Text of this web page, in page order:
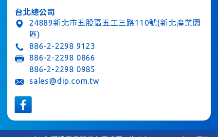
台北總公司
24889新北市五股區五工三路110號(新北產業園
區)
886-2-2298 9123
886-2-2298 0866
886-2-2298 0985
sales@dip.com.tw